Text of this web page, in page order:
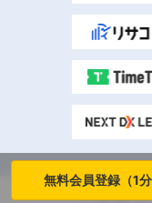
Copyright (C)
無料会員登録（1分